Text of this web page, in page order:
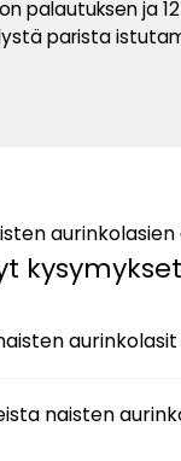
palautuksen ja
parista
kysymykset
naisten